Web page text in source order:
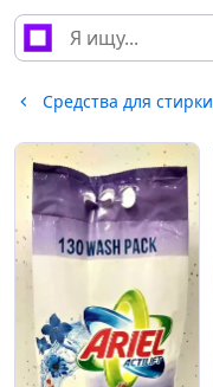
Средства для стирки